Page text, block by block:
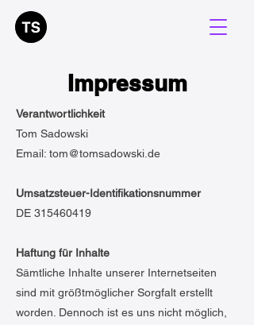
Impressum
Verantwortlichkeit
Tom Sadowski
Email: tom@tomsadowski.de
Umsatzsteuer-Identifikationsnummer
DE 315460419
Haftung für Inhalte
Sämtliche Inhalte unserer Internetseiten
sind mit größtmöglicher Sorgfalt erstellt
worden. Dennoch ist es uns nicht möglich,